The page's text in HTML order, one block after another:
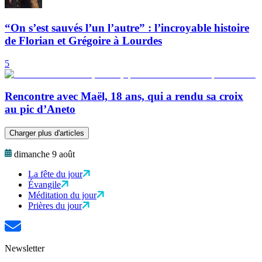
“On s’est sauvés l’un l’autre” : l’incroyable histoire
de Florian et Grégoire à Lourdes
5
Rencontre avec Maël, 18 ans, qui a rendu sa croix
au pic d’Aneto
Charger plus d'articles
dimanche 9 août
La fête du jour
Évangile
Méditation du jour
Prières du jour
Newsletter